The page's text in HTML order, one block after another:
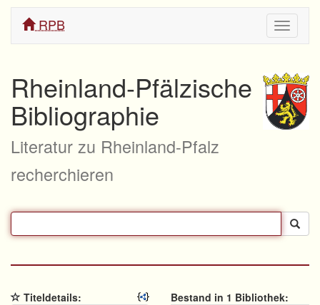
ein/
RPB
Rheinland-Pfälzische
Bibliographie
Literatur zu Rheinland-Pfalz
recherchieren
Titeldetails:
Bestand in 1 Bibliothek: